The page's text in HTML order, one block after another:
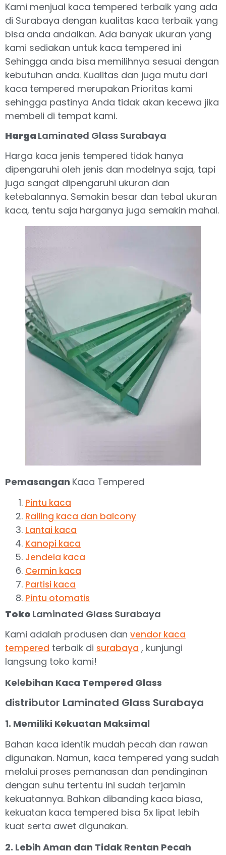
Kami menjual kaca tempered terbaik yang ada
di Surabaya dengan kualitas kaca terbaik yang
bisa anda andalkan. Ada banyak ukuran yang
kami sediakan untuk kaca tempered ini
Sehingga anda bisa memilihnya sesuai dengan
kebutuhan anda. Kualitas dan juga mutu dari
kaca tempered merupakan Prioritas kami
sehingga pastinya Anda tidak akan kecewa jika
membeli di tempat kami.
Harga Laminated Glass Surabaya
Harga kaca jenis tempered tidak hanya
dipengaruhi oleh jenis dan modelnya saja, tapi
juga sangat dipengaruhi ukuran dan
ketebalannya. Semakin besar dan tebal ukuran
kaca, tentu saja harganya juga semakin mahal.
Pemasangan Kaca Tempered
Pintu kaca
Railing kaca dan balcony
Lantai kaca
Kanopi kaca
Jendela kaca
Cermin kaca
Partisi kaca
Pintu otomatis
Toko Laminated Glass Surabaya
Kami adalah produsen dan vendor kaca
tempered terbaik di surabaya , kunjungi
langsung toko kami!
Kelebihan Kaca Tempered Glass
distributor Laminated Glass Surabaya
1. Memiliki Kekuatan Maksimal
Bahan kaca identik mudah pecah dan rawan
digunakan. Namun, kaca tempered yang sudah
melalui proses pemanasan dan pendinginan
dengan suhu tertentu ini sudah terjamin
kekuatannya. Bahkan dibanding kaca biasa,
kekuatan kaca tempered bisa 5x lipat lebih
kuat serta awet digunakan.
2. Lebih Aman dan Tidak Rentan Pecah